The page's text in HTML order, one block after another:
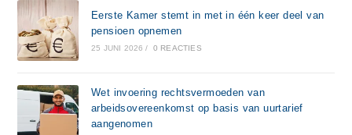
Eerste Kamer stemt in met in één keer deel van
pensioen opnemen
25 JUNI 2026 / 0 REACTIES
Wet invoering rechtsvermoeden van
arbeidsovereenkomst op basis van uurtarief
aangenomen